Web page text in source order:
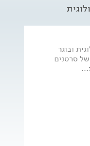
ובוגר
סרטנים